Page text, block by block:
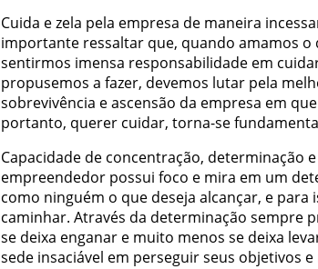
Cuida e zela pela empresa de maneira
importante ressaltar que, quando amamos o
sentirmos imensa responsabilidade em
propusemos a fazer, devemos lutar pela
sobrevivência e ascensão da empresa em
portanto, querer cuidar, torna-se
Capacidade de concentração, determinação
empreendedor possui foco e mira em um
como ninguém o que deseja alcançar, e para
caminhar. Através da determinação sempre
se deixa enganar e muito menos se deixa
sede insaciável em perseguir seus objetivos e